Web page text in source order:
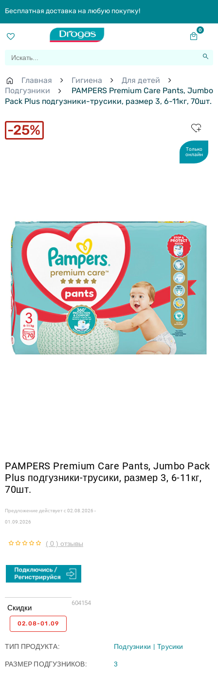
Бесплатная доставка на любую покупку!
0
Главная Гигиена
Для детей
Подгузники
PAMPERS Premium Care Pants, Jumbo
Pack Plus подгузники-трусики, размер 3, 6-11кг, 70шт.
25%
Только
онлайн
PAMPERS Premium Care Pants, Jumbo Pack
Plus подгузники-трусики, размер 3, 6-11кг,
70шт.
Предложение действует с02.08.2026 -
01.09.2026
( 0 ) отзывы
604154
Скидки
02.08-01.09
ТИП ПРОДУКТА Подгузники Трусики
РАЗМЕР ПОДГУЗНИКОВ 3